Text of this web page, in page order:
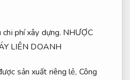
chi phí xây dựng. NHƯỢC
LIÊN DOANH
sản xuất riêng lẻ, Công